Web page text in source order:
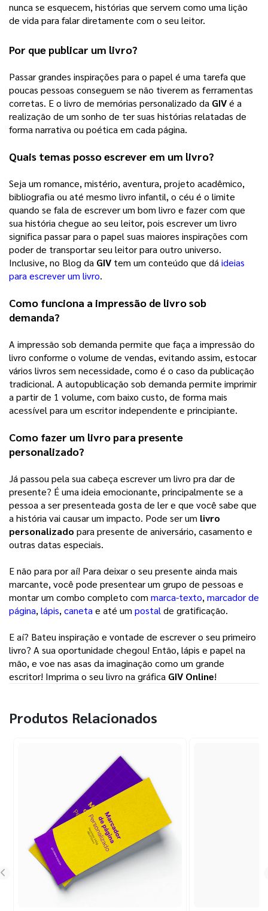
nunca se esquecem, histórias que servem como uma lição
de vida para falar diretamente com o seu leitor.
Por que publicar um livro?
Passar grandes inspirações para o papel é uma tarefa que
poucas pessoas conseguem se não tiverem as ferramentas
corretas. E o livro de memórias personalizado da GIV é a
realização de um sonho de ter suas histórias relatadas de
forma narrativa ou poética em cada página.
Quais temas posso escrever em um livro?
Seja um romance, mistério, aventura, projeto acadêmico,
bibliografia ou até mesmo livro infantil, o céu é o limite
quando se fala de escrever um bom livro e fazer com que
sua história chegue ao seu leitor, pois escrever um livro
significa passar para o papel suas maiores inspirações com
poder de transportar seu leitor para outro universo.
Inclusive, no Blog da GIV tem um conteúdo que dá ideias
para escrever um livro.
Como funciona a impressão de livro sob
demanda?
A impressão sob demanda permite que faça a impressão do
livro conforme o volume de vendas, evitando assim, estocar
vários livros sem necessidade, como é o caso da publicação
tradicional. A autopublicação sob demanda permite imprimir
a partir de 1 volume, com baixo custo, de forma mais
acessível para um escritor independente e principiante.
Como fazer um livro para presente
personalizado?
Já passou pela sua cabeça escrever um livro pra dar de
presente? É uma ideia emocionante, principalmente se a
pessoa a ser presenteada gosta de ler e que você sabe que
a história vai causar um impacto. Pode ser um livro
personalizado para presente de aniversário, casamento e
outras datas especiais.
E não para por aí! Para deixar o seu presente ainda mais
marcante, você pode presentear um grupo de pessoas e
montar um combo completo com marca-texto, marcador de
página, lápis, caneta e até um postal de gratificação.
E aí? Bateu inspiração e vontade de escrever o seu primeiro
livro? A sua oportunidade chegou! Então, lápis e papel na
mão, e voe nas asas da imaginação como um grande
escritor! Imprima o seu livro na gráfica GIV Online!
Produtos Relacionados